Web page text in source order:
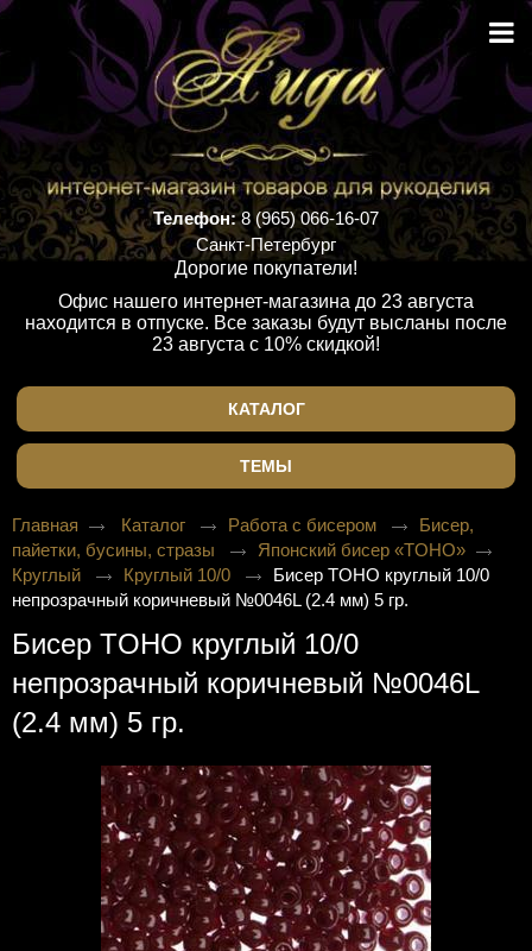
Телефон:8 (965) 066-16-07
Санкт-Петербург
Дорогие покупатели!
Офис нашего интернет-магазина до 23 августа
находится в отпуске. Все заказы будут высланы после
23 августа с 10% скидкой!
КАТАЛОГ
ТЕМЫ
Главная Каталог Работа с бисером
Бисер,
пайетки, бусины, стразы
Японский бисер «TOHO»
Круглый
Круглый 10/0
Бисер TOHO круглый 10/0
непрозрачный коричневый №0046L (2.4 мм) 5 гр.
Бисер TOHO круглый 10/0
непрозрачный коричневый №0046L
(2.4 мм) 5 гр.